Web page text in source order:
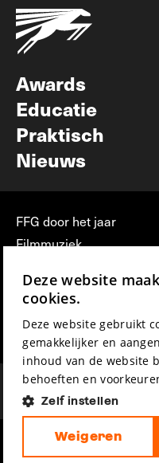
Awards
Educatie
Praktisch
Nieuws
FFG door het jaar
Filmmuziek
Press & Industry
Film Fest Friends
Deze website
cookies.
Deze website gebruikt
gemakkelijker en
inhoud van de website
behoeften en
Zelf instellen
Weigeren